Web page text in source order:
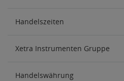
Handelszeiten
Xetra Instrumenten Gruppe
Handelswährung